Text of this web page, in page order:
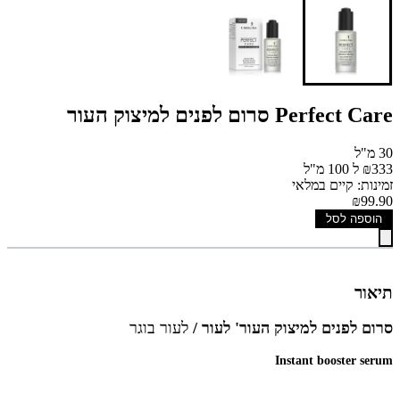
Perfect Care סרום לפנים למיצוק העור
30 מ"ל
₪333 ל 100 מ"ל
זמינות: קיים במלאי
₪99.90
הוספה לסל
תיאור
סרום לפנים למיצוק העור' לעור / לעור בוגר
Instant booster serum